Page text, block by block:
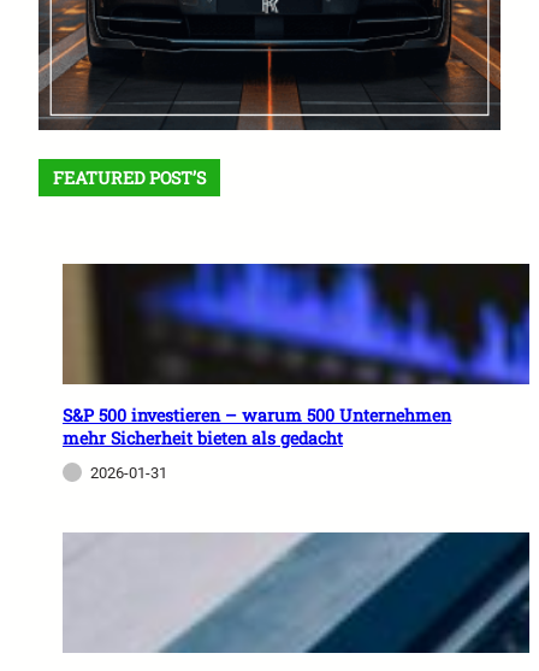
FEATURED POST’S
S&P 500 investieren – warum 500 Unternehmen
mehr Sicherheit bieten als gedacht
2026-01-31